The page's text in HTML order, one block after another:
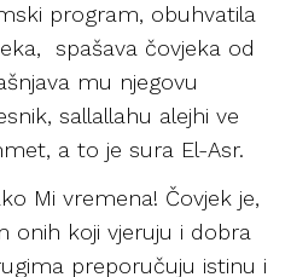
program, obuhvatila
spašava čovjeka od
mu njegovu
sallallahu alejhi ve
a to je sura El-Asr.
Mi vremena! Čovjek je,
onih koji vjeruju i dobra
preporučuju istinu i